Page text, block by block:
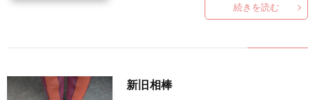
い
続きを読む
新旧相棒